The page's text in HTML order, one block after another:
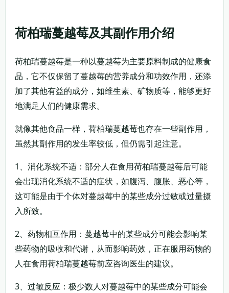
荷柏瑞蔓越莓及其副作用介绍
荷柏瑞蔓越莓是一种以蔓越莓为主要原料制成的健康食
品，它不仅保留了蔓越莓的营养成分和功效作用，还添
加了其他有益的成分，如维生素、矿物质等，能够更好
地满足人们的健康需求。
就像其他食品一样，荷柏瑞蔓越莓也存在一些副作用，
虽然其副作用的发生率较低，但仍需引起注意。
1、消化系统不适：部分人在食用荷柏瑞蔓越莓后可能
会出现消化系统不适的症状，如腹泻、腹胀、恶心等，
这可能是由于个体对蔓越莓中的某些成分过敏或过量摄
入所致。
2、药物相互作用：蔓越莓中的某些成分可能会影响某
些药物的吸收和代谢，从而影响药效，正在服用药物的
人在食用荷柏瑞蔓越莓前应咨询医生的建议。
3、过敏反应：极少数人对蔓越莓中的某些成分可能会